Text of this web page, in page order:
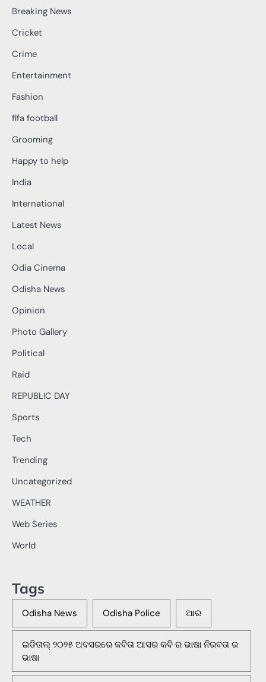
Breaking News
Cricket
Crime
Entertainment
Fashion
fifa football
Grooming
Happy to help
India
International
Latest News
Local
Odia Cinema
Odisha News
Opinion
Photo Gallery
Political
Raid
REPUBLIC DAY
Sports
Tech
Trending
Uncategorized
WEATHER
Web Series
World
Tags
Odisha News Odisha Police ଆର
ଇଡିତାଲ୍ ୨୦୨୫ ଅବସରରେ କବିତା ଆସର କବି ର ଭାଷା ନିରବତା ର
ଭାଷା